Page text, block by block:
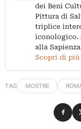
dei Beni
Pittura di
triplice
iconologico.
alla
Scopri di più
TAG MOSTRE